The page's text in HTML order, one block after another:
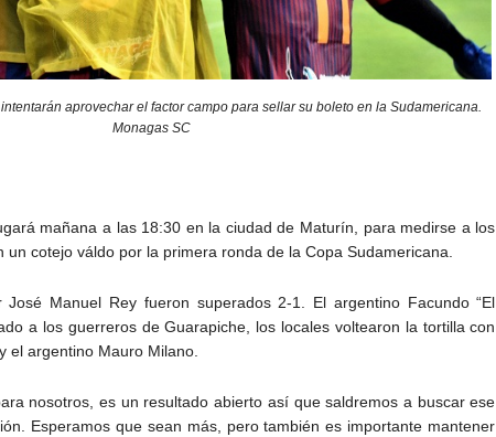
aprovechar el factor campo para sellar su boleto en la Sudamericana.
Monagas SC
mañana a las 18:30 en la ciudad de Maturín, para medirse a los
un cotejo váldo por la primera ronda de la Copa Sudamericana.
Manuel Rey fueron superados 2-1. El argentino Facundo “El
a los guerreros de Guarapiche, los locales voltearon la tortilla con
el argentino Mauro Milano.
nosotros, es un resultado abierto así que saldremos a buscar ese
Esperamos que sean más, pero también es importante mantener